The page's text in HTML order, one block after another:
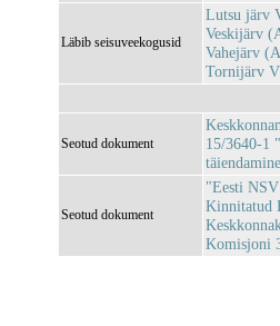
Läbib seisuveekogusid
Lutsu järv
Veskijärv
Vahejärv
Tornijärv
Seotud dokument
15/3640-1
Seotud dokument
"Eesti
Kinnitatud
Komisjoni